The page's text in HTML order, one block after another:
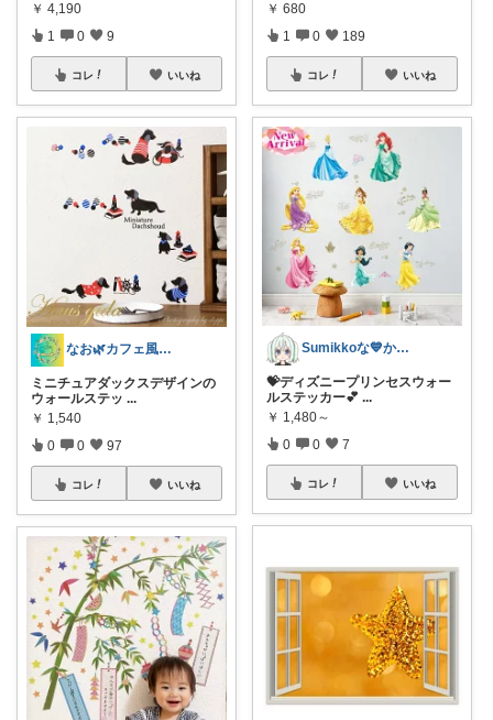
￥ 4,190
1 0 9
コレ いいね
なお🌿カフェ風インテリア・雑貨好き
ミニチュアダックスデザインの
ウォールステッ ...
￥ 1,540
0 0 97
コレ いいね
￥ 680
1 0 189
コレ いいね
Sumikkoな💙かわいい推し活グッズ
💝ディズニープリンセスウォー
ルステッカー💕 ...
￥ 1,480～
0 0 7
コレ いいね